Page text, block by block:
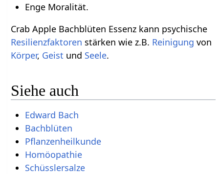
Enge Moralität.
Crab Apple Bachblüten Essenz kann psychische
Resilienzfaktoren stärken wie z.B. Reinigung von
Körper, Geist und Seele.
Siehe auch
Edward Bach
Bachblüten
Pflanzenheilkunde
Homöopathie
Schüsslersalze‏‎